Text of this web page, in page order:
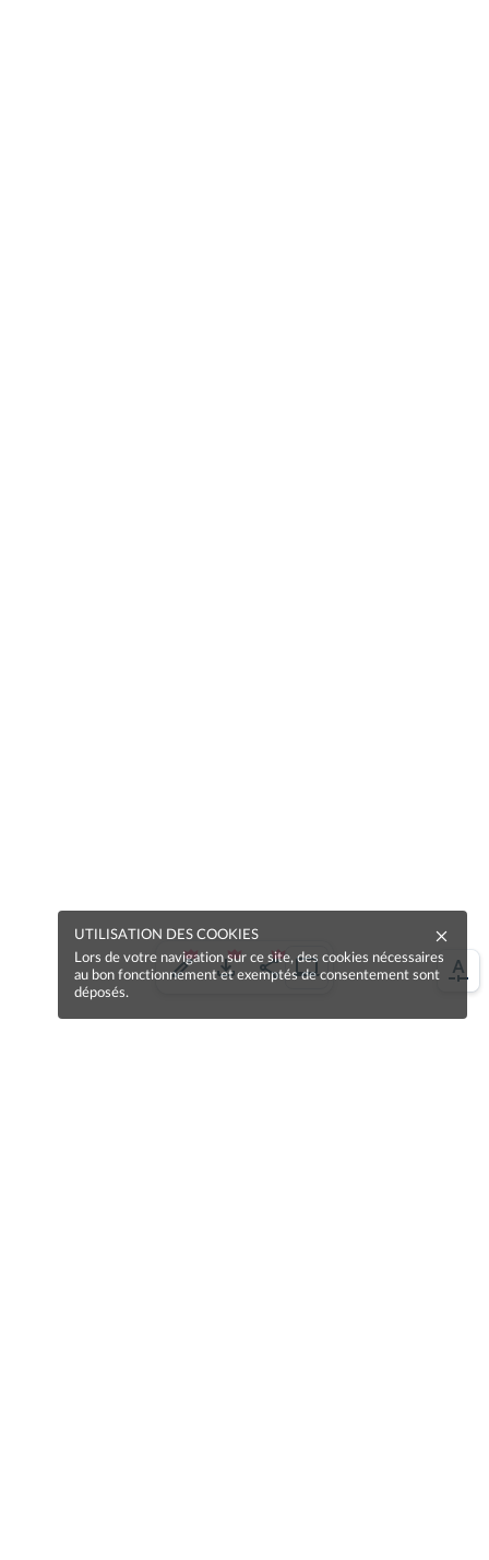
UTILISATION DES COOKIES
Lors de votre navigation sur ce site, des cookies nécessaires
au bon fonctionnement et exemptés de consentement sont
déposés.